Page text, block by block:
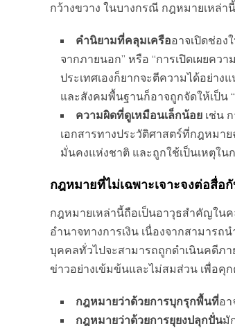
กว้างขวาง ในบางกรณี กฎหมายเหล่
คำนิยามที่คลุมเครืออาจเปิดช่อง
จากภายนอก” หรือ “การเปิดเผยค
ประเทศเองก็ยากจะตีความได้อย่า
และสังคมพื้นฐานก็อาจถูกจัดให้เป็น
ความผิดที่ดูเหมือนเล็กน้อย เช่น
เอกสารทางประวัติศาสตร์ที่กฎหมา
มั่นคงแห่งชาติ และถูกใช้เป็นเหตุใน
กฎหมายที่ไม่เฉพาะเจาะจงต่อสื่อ
กฎหมายเหล่านี้ถือเป็นอาวุธสำคัญใน
อำนาจทางการเงิน เนื่องจากสามาร
บุคคลทั่วไปจะสามารถถูกดำเนินคดีภ
ข่าวอย่างเข้มข้นและไม่สมส่วน เพื่อ
กฎหมายว่าด้วยการบุกรุกพื้นที่อ
กฎหมายว่าด้วยการยุยงปลุกปั่นมั